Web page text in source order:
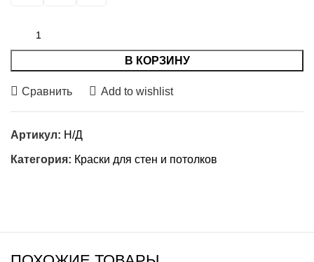
В КОРЗИНУ
Сравнить Add to wishlist
Артикул: Н/Д
Категория: Краски для стен и потолков